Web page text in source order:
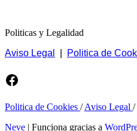
Politicas y Legalidad
Aviso Legal
Politica de
Facebook
Politica de Cookies /Aviso Legal /
Neve | Funciona gracias a